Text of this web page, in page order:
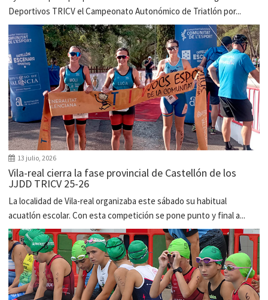
Deportivos TRICV el Campeonato Autonómico de Triatlón por...
13 julio, 2026
Vila-real cierra la fase provincial de Castellón de los
JJDD TRICV 25-26
La localidad de Vila-real organizaba este sábado su habitual
acuatlón escolar. Con esta competición se pone punto y final a...